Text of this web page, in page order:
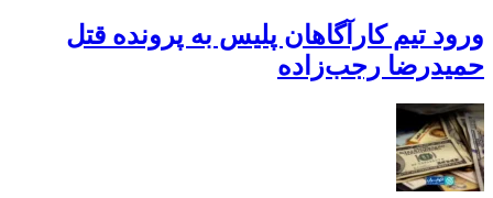
ورود تیم کارآگاهان پلیس به پرونده قتل
حمیدرضا رجب‌زاده